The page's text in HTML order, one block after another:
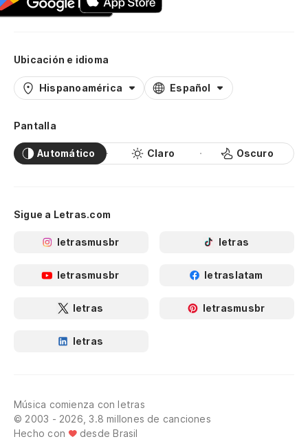
Ubicación e idioma
Hispanoamérica Español
Pantalla
Automático Claro Oscuro
Sigue a Letras.com
letrasmusbr letras
letrasmusbr letraslatam
letras letrasmusbr
letras
Música comienza con letras
© 2003 - 2026, 3.8 millones de canciones
Hecho con
desde Brasil